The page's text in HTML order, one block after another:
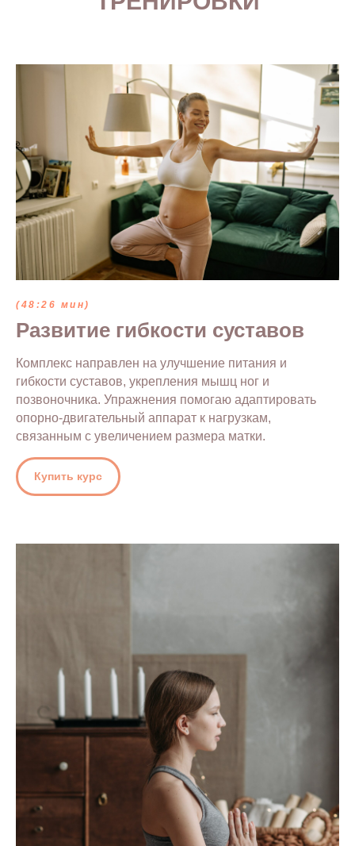
(48:26 мин)
Развитие гибкости суставов
Комплекс направлен на улучшение питания и
гибкости суставов, укрепления мышц ног и
позвоночника. Упражнения помогаю адаптировать
опорно-двигательный аппарат к нагрузкам,
связанным с увеличением размера матки.
Купить курс